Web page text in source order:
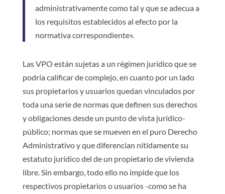
administrativamente como tal y que se adecua a
los requisitos establecidos al efecto por la
normativa correspondiente».
Las VPO están sujetas a un régimen jurídico que se
podría calificar de complejo, en cuanto por un lado
sus propietarios y usuarios quedan vinculados por
toda una serie de normas que definen sus derechos
y obligaciones desde un punto de vista jurídico-
público; normas que se mueven en el puro Derecho
Administrativo y que diferencian nítidamente su
estatuto jurídico del de un propietario de vivienda
libre. Sin embargo, todo ello no impide que los
respectivos propietarios o usuarios -como se ha